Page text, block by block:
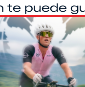
te puede